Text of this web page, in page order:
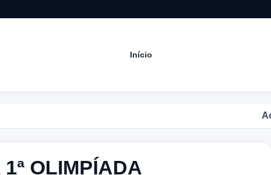
Início
Acompanhe
OLIMPÍADA